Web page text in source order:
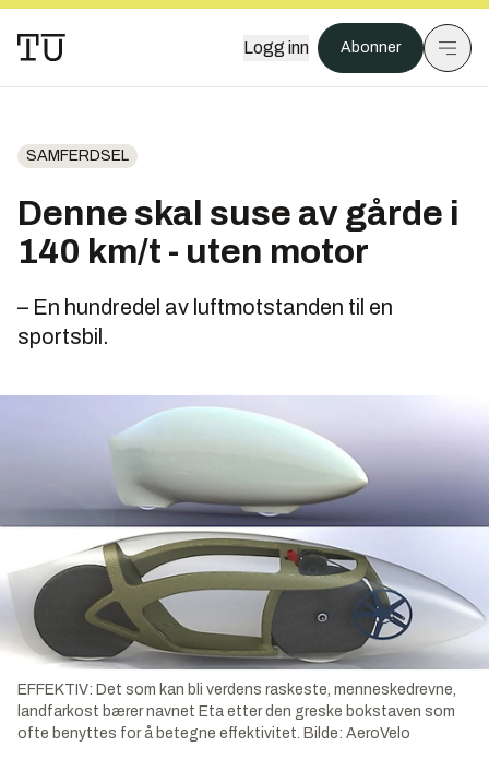
Logg inn Abonner
SAMFERDSEL
Denne skal suse av gårde i
140 km/t - uten motor
– En hundredel av luftmotstanden til en
sportsbil.
EFFEKTIV: Det som kan bli verdens raskeste, menneskedrevne,
landfarkost bærer navnet Eta etter den greske bokstaven som
ofte benyttes for å betegne effektivitet. Bilde: AeroVelo